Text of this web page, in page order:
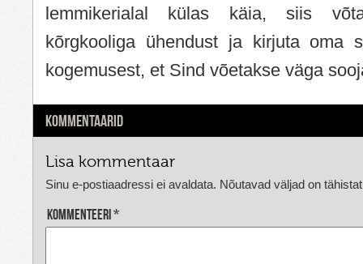
lemmikerialal külas käia, siis
kõrgkooliga ühendust ja kirjuta oma
kogemusest, et Sind võetakse väga
KOMMENTAARID
Lisa kommentaar
Sinu e-postiaadressi ei avaldata. Nõutavad väljad on
Kommenteeri*